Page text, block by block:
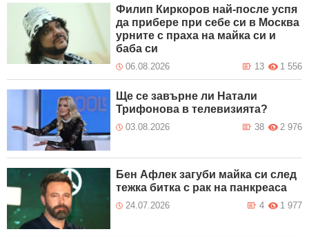
Филип Киркоров най-после успя
да прибере при себе си в Москва
урните с праха на майка си и
баба си
06.08.2026 1 556
13
Ще се завърне ли Натали
Трифонова в телевизията?
03.08.2026 2 976
38
Бен Афлек загуби майка си след
тежка битка с рак на панкреаса
24.07.2026 1 977
4